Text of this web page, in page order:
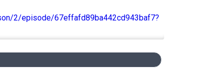
2/episode/67effafd89ba442cd943baf7?